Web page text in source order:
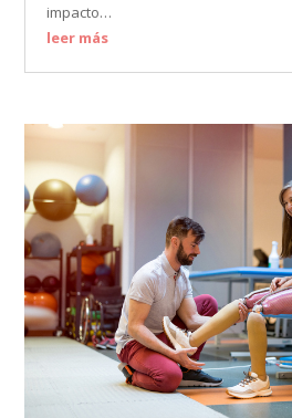
impacto…
leer más